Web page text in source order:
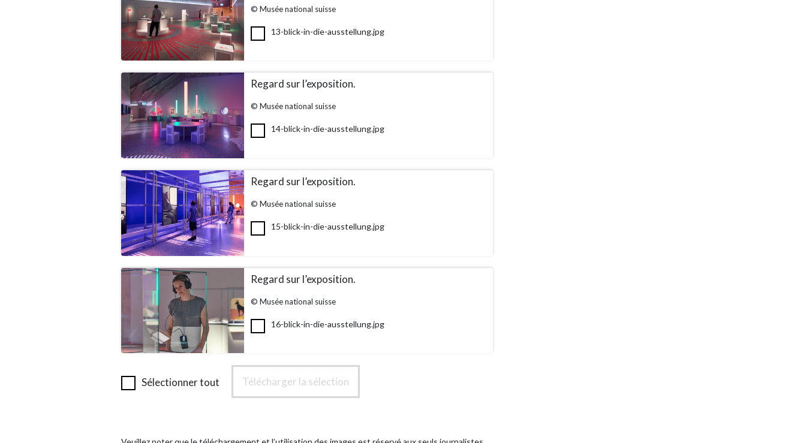
© Musée national suisse
13-blick-in-die-ausstellung.jpg
Regard sur l’exposition.
© Musée national suisse
14-blick-in-die-ausstellung.jpg
Regard sur l’exposition.
© Musée national suisse
15-blick-in-die-ausstellung.jpg
Regard sur l’exposition.
© Musée national suisse
16-blick-in-die-ausstellung.jpg
Sélectionner tout Télécharger la sélection